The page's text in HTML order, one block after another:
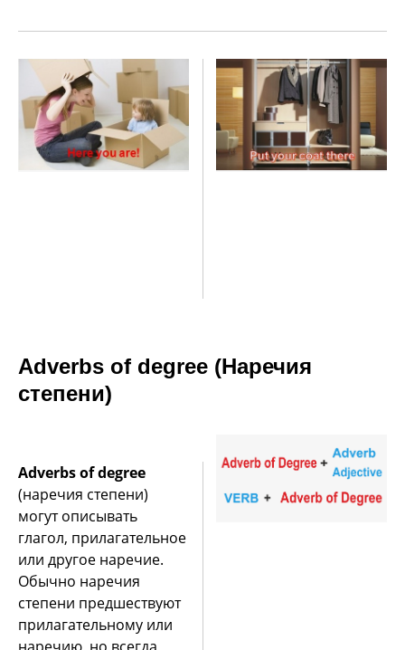
Adverbs of degree (Наречия
степени)
Adverbs of degree
(наречия степени)
могут описывать
глагол, прилагательное
или другое наречие.
Обычно наречия
степени предшествуют
прилагательному или